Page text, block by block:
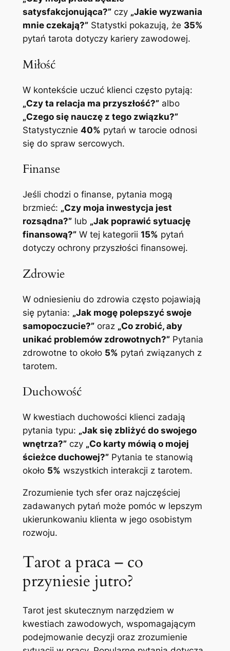
satysfakcjonująca?”czy „Jakie wyzwania
mnie czekają?”Statystki pokazują, że 35%
pytań tarota dotyczy kariery zawodowej.
Miłość
W kontekście uczuć klienci często pytają:
„Czy ta relacja ma przyszłość?”albo
„Czego się nauczę z tego związku?”
Statystycznie 40% pytań w tarocie odnosi
się do spraw sercowych.
Finanse
Jeśli chodzi o finanse, pytania mogą
brzmieć: „Czy moja inwestycja jest
rozsądna?”lub „Jak poprawić sytuację
finansową?”W tej kategorii 15% pytań
dotyczy ochrony przyszłości finansowej.
Zdrowie
W odniesieniu do zdrowia często pojawiają
się pytania: „Jak mogę polepszyć swoje
samopoczucie?”oraz „Co zrobić, aby
unikać problemów zdrowotnych?”Pytania
zdrowotne to około 5% pytań związanych z
tarotem.
Duchowość
W kwestiach duchowości klienci zadają
pytania typu: „Jak się zbliżyć do swojego
wnętrza?”czy „Co karty mówią o mojej
ścieżce duchowej?”Pytania te stanowią
około 5% wszystkich interakcji z tarotem.
Zrozumienie tych sfer oraz najczęściej
zadawanych pytań może pomóc w lepszym
ukierunkowaniu klienta w jego osobistym
rozwoju.
Tarot a praca – co
przyniesie jutro?
Tarot jest skutecznym narzędziem w
kwestiach zawodowych, wspomagającym
podejmowanie decyzji oraz zrozumienie